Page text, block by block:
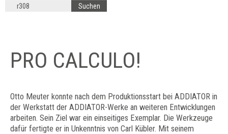
PRO CALCULO!
Otto Meuter konnte nach dem Produktionsstart bei ADDIATOR in
der Werkstatt der ADDIATOR-Werke an weiteren Entwicklungen
arbeiten. Sein Ziel war ein einseitiges Exemplar. Die Werkzeuge
dafür fertigte er in Unkenntnis von Carl Kübler. Mit seinem